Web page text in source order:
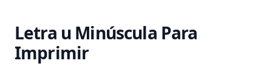
Letra u Minúscula Para
Imprimir